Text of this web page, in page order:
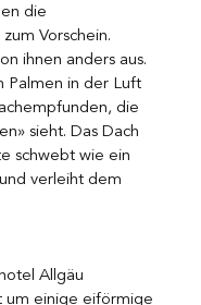
die
Vorschein.
ihnen anders aus.
Palmen in der Luft
die
sieht. Das Dach
schwebt wie ein
verleiht dem
Allgäu
um einige eiförmige